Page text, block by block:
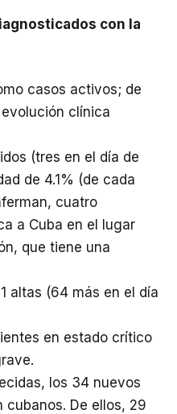
con la
casos activos; de
clínica
(tres en el día de
de 4.1% (de cada
cuatro
a Cuba en el lugar
que tiene una
altas (64 más en el día
en estado crítico
los 34 nuevos
De ellos, 29